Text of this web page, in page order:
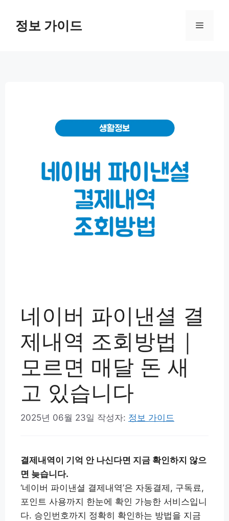
정보 가이드 메
네이버 파이낸셜 결
제내역 조회방법｜
모르면 매달 돈 새
고 있습니다
2025년 06월 23일 작성자: 정보 가이드
결제내역이 기억 안 나신다면 지금 확인하지 않으
면 늦습니다.
‘네이버 파이낸셜 결제내역’은 자동결제, 구독료,
포인트 사용까지 한눈에 확인 가능한 서비스입니
다. 승인번호까지 정확히 확인하는 방법을 지금